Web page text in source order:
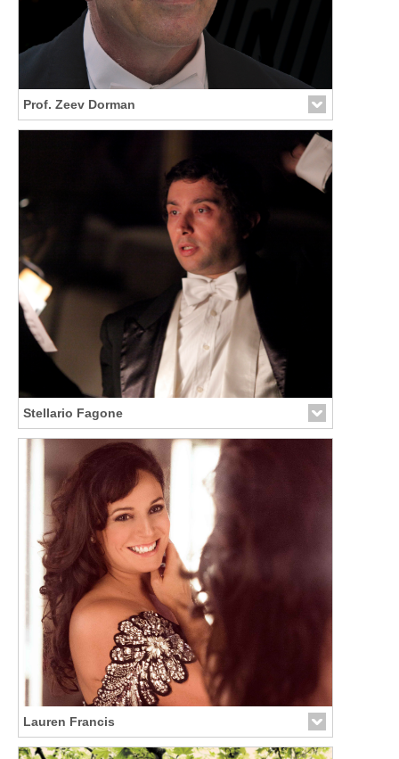
Prof. Zeev Dorman
Stellario Fagone
Lauren Francis